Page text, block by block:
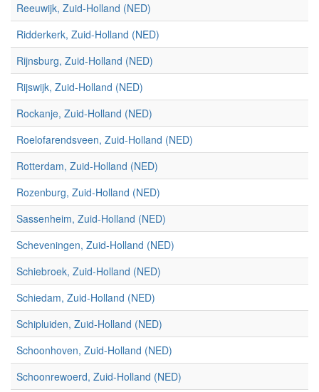
Reeuwijk, Zuid-Holland (NED)
Ridderkerk, Zuid-Holland (NED)
Rijnsburg, Zuid-Holland (NED)
Rijswijk, Zuid-Holland (NED)
Rockanje, Zuid-Holland (NED)
Roelofarendsveen, Zuid-Holland (NED)
Rotterdam, Zuid-Holland (NED)
Rozenburg, Zuid-Holland (NED)
Sassenheim, Zuid-Holland (NED)
Scheveningen, Zuid-Holland (NED)
Schiebroek, Zuid-Holland (NED)
Schiedam, Zuid-Holland (NED)
Schipluiden, Zuid-Holland (NED)
Schoonhoven, Zuid-Holland (NED)
Schoonrewoerd, Zuid-Holland (NED)